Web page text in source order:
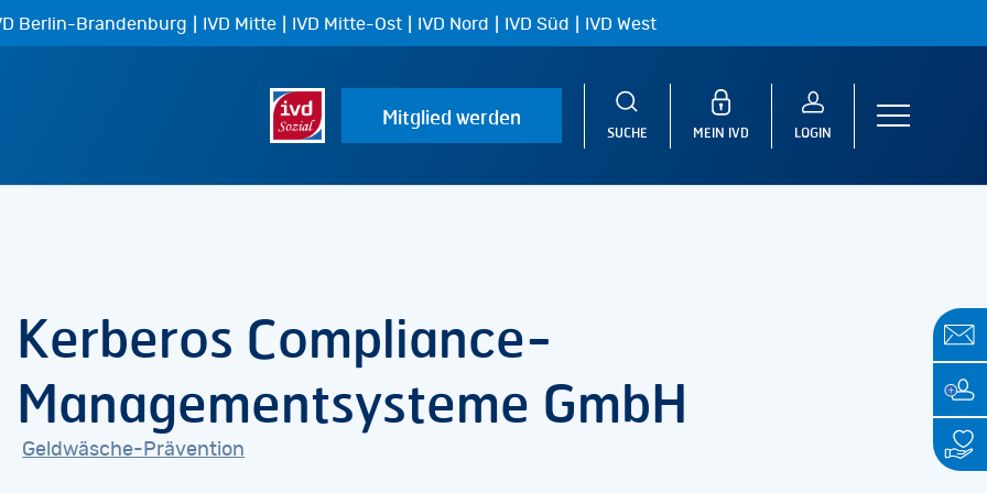
Berlin-Brandenburg | IVD Mitte | IVD Mitte-Ost | IVD Nord | IVD Süd | IVD West
Mitglied werden
SUCHE MEIN IVD LOGIN
Menu
Kerberos Compliance-
Managementsysteme GmbH
Geldwäsche-Prävention